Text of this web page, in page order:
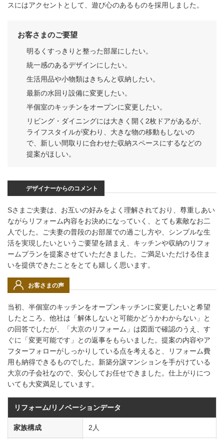
スにはアクセントとして、遊び心のあるものを採用しました。
お客さまのご要望
明るくすっきりと整った部屋にしたい。
統一感のあるデザインにしたい。
生活用品や小物類はきちんと収納したい。
最新の水回り設備に変更したい。
半個室のキッチンをオープンに変更したい。
リビング・ダイニングには大きく開く2枚ドアがあるが、
ライフスタイルが変わり、大きな物の移動もしないの
で、新しい間取りに合わせた収納スペースにするなどの
提案がほしい。
デザイナーからのコメント
Sさまご夫妻は、お互いの好みをよく理解されており、尊重しあい
ながらリフォーム内容をお決めになっていく、とても素敵なお二
人でした。ご夫妻の普段のお部屋での過ごし方や、シンプルな生
活を実現したいというご要望を踏まえ、キッチンや収納のリフォ
ームプランを提案させていただきました。ご満足いただける住ま
いを提供できたことをとても嬉しく思います。
お客さまの声
当初、半個室のキッチンをオープンキッチンに変更したいと希望
したところ、他社は「解体しないと可能かどうかわからない」と
の回答でしたが、「大京のリフォーム」は図面で確認のうえ、す
ぐに「変更可能です」との返事をもらいました。提案の内容やア
フターフォローがしっかりしている点を考えると、リフォーム費
用も納得できるものでした。新築分譲マンションを手がけている
大京の子会社なので、安心してお任せできました。仕上がりにつ
いても大変満足しています。
リフォーム/リノベーションデータ
家族構成 2人